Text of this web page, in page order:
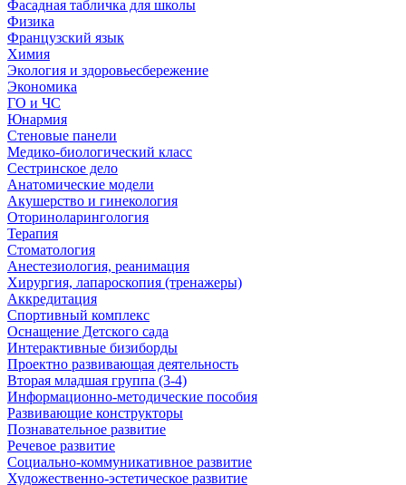
Фасадная табличка для школы
Физика
Французский язык
Химия
Экология и здоровьесбережение
Экономика
ГО и ЧС
Юнармия
Стеновые панели
Медико-биологический класс
Сестринское дело
Анатомические модели
Акушерство и гинекология
Оториноларингология
Терапия
Стоматология
Анестезиология, реанимация
Хирургия, лапароскопия (тренажеры)
Аккредитация
Спортивный комплекс
Оснащение Детского сада
Интерактивные бизиборды
Проектно развивающая деятельность
Вторая младшая группа (3-4)
Информационно-методические пособия
Развивающие конструкторы
Познавательное развитие
Речевое развитие
Социально-коммуникативное развитие
Художественно-эстетическое развитие